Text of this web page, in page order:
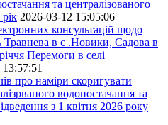
та централізованого
2026-03-12 15:05:06
консультацій щодо
Травнева в с .Новики, Садова в
Перемоги в селі
про наміри скоригувати
водопостачання та
з 1 квітня 2026 року